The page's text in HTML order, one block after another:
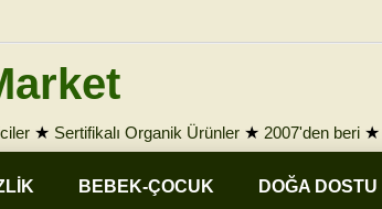
★ Sertifikalı Organik Ürünler ★ 2007'den beri ★
BEBEK-ÇOCUK DOĞA DOSTU